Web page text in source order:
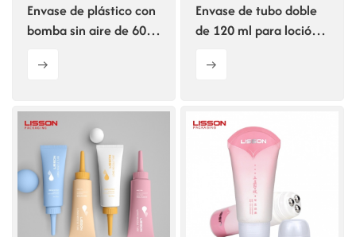
Envase de plástico con
bomba sin aire de 60
Envase de tubo doble
de 120 ml para loción